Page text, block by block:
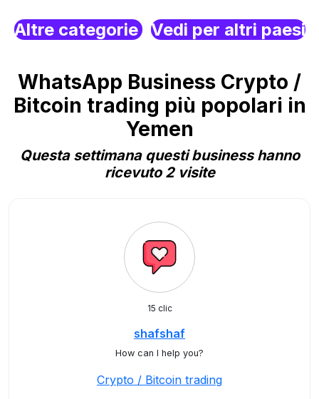
Altre categorie Vedi per altri paesi
WhatsApp Business Crypto /
Bitcoin trading più popolari in
Yemen
Questa settimana questi business hanno
ricevuto 2 visite
15 clic
shafshaf
How can I help you?
Crypto / Bitcoin trading